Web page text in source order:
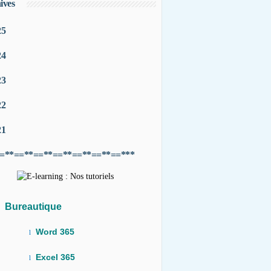
Bureautique
l Word 365
l Excel 365